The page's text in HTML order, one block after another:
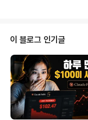
해야 합니다. 실제 증권 및 가격
하여 이 프레젠테이션의 정보
제공되며 승인 또는 추천으로
술적 분석은 시장 행동, 특히 거
니다. 기술적 분석은 주식을 분
니다. 매수..
이 블로그 인기글